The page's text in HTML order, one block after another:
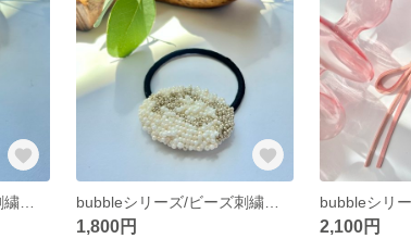
bubbleシリーズ/ビーズ刺繍ヘアゴム/ヘアアクセサリー bubbleシリーズ/ビーズ刺繍ヘアゴム/ヘアアクセサリー
1,800円 2,100円